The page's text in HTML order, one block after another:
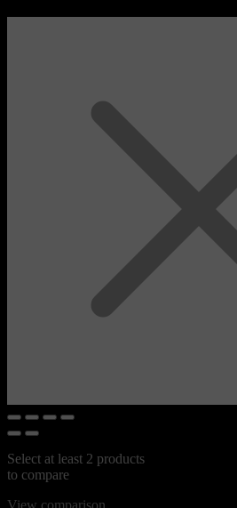
Select at least 2 products
to compare